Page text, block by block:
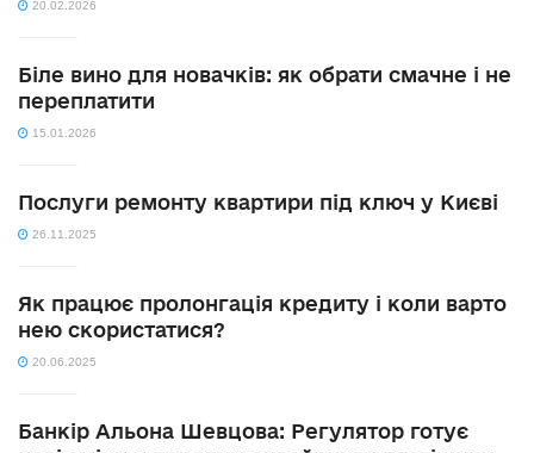
20.02.2026
Біле вино для новачків: як обрати смачне і не
переплатити
15.01.2026
Послуги ремонту квартири під ключ у Києві
26.11.2025
Як працює пролонгація кредиту і коли варто
нею скористатися?
20.06.2025
Банкір Альона Шевцова: Регулятор готує